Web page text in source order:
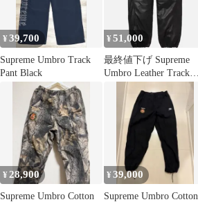
¥39,700
Supreme Umbro Track
Pant Black
¥51,000
最終値下げ Supreme
Umbro Leather Track
¥ 28,900
Supreme Umbro Cotton
¥39,000
Supreme Umbro Cotton